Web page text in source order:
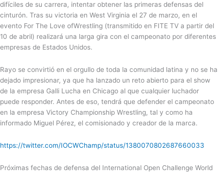
difíciles de su carrera, intentar obtener las primeras defensas del
cinturón. Tras su victoria en West Virginia el 27 de marzo, en el
evento For The Love ofWrestling (transmitido en FITE TV a partir del
10 de abril) realizará una larga gira con el campeonato por diferentes
empresas de Estados Unidos.
Rayo se convirtió en el orgullo de toda la comunidad latina y no se ha
dejado impresionar, ya que ha lanzado un reto abierto para el show
de la empresa Galli Lucha en Chicago al que cualquier luchador
puede responder. Antes de eso, tendrá que defender el campeonato
en la empresa Victory Championship Wrestling, tal y como ha
informado Miguel Pérez, el comisionado y creador de la marca.
https://twitter.com/IOCWChamp/status/1380070802687660033
Próximas fechas de defensa del International Open Challenge World